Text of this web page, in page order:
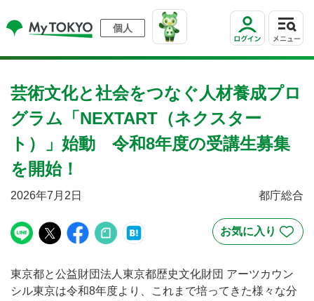
個人
芸術文化と社会をつなぐ人材養成プロ
グラム「NEXTART（ネクスター
ト）」始動 令和8年度の受講生募集
を開始！
2026年7月2日 都庁総合
東京都と公益財団法人東京都歴史文化財団 アーツカウン
シル東京は令和8年度より、これまで培ってきた様々な分